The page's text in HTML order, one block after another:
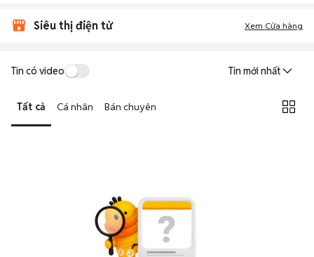
Siêu thị điện tử Xem Cửa hàng
Tin có video Tin mới nhất
Tất cả Cá nhân Bán chuyên